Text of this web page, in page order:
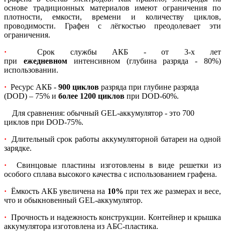
основе традиционных материалов имеют ограничения по
плотности, емкости, времени и количеству циклов,
проводимости. Графен с лёгкостью преодолевает эти
ограничения.
· Срок службы АКБ - от 3-х лет
при ежедневном интенсивном (глубина разряда - 80%)
использовании.
· Ресурс АКБ - 900 циклов разряда при глубине разряда
(DOD) – 75% и более 1200 циклов при DOD-60%.
Для сравнения: обычный GEL-аккумулятор - это 700
циклов при DOD-75%.
· Длительный срок работы аккумуляторной батареи на одной
зарядке.
· Свинцовые пластины изготовлены в виде решетки из
особого сплава высокого качества с использованием графена.
· Ёмкость АКБ увеличена на 10% при тех же размерах и весе,
что и обыкновенный GEL-аккумулятор.
· Прочность и надежность конструкции. Контейнер и крышка
аккумулятора изготовлена из АБС-пластика.